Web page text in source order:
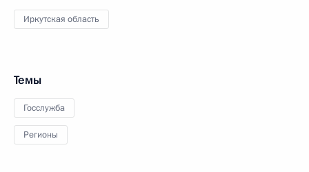
Иркутская область
Темы
Госслужба
Регионы